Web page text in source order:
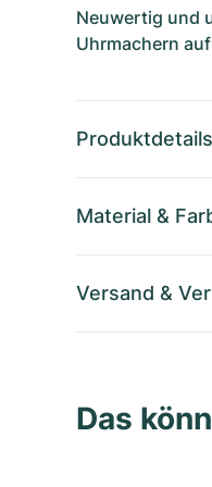
Neuwertig und
Uhrmachern
Produktdetails
Material &
Versand &
Das